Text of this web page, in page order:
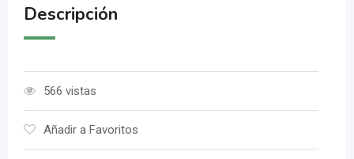
Descripción
566 vistas
Añadir a Favoritos